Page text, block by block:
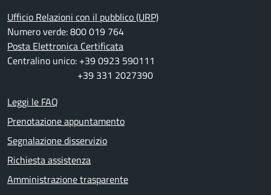
Ufficio Relazioni con il pubblico (URP)
Numero verde: 800 019 764
Posta Elettronica Certificata
Centralino unico: +39 0923 590111
+39 331 2027390
Leggi le FAQ
Prenotazione appuntamento
Segnalazione disservizio
Richiesta assistenza
Amministrazione trasparente